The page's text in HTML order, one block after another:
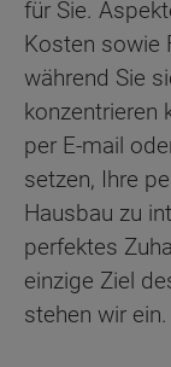
für Sie.
Kosten sowie
während Sie
konzentrieren
per E-mail
setzen, Ihre
Hausbau zu
perfektes
einzige Ziel
stehen wir ein.